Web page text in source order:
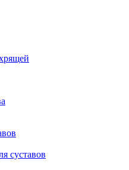
суставов